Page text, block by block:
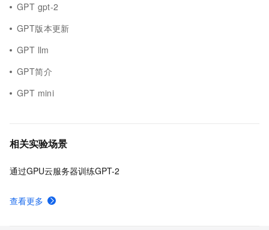
GPT gpt-2
GPT版本更新
GPT llm
GPT简介
GPT mini
相关实验场景
通过GPU云服务器训练GPT-2
查看更多